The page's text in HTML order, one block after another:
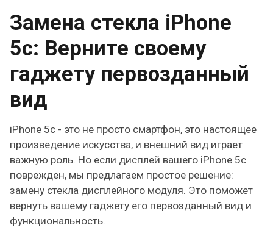
Замена стекла iPhone
5c: Верните своему
гаджету первозданный
вид
iPhone 5c - это не просто смартфон, это настоящее
произведение искусства, и внешний вид играет
важную роль. Но если дисплей вашего iPhone 5c
поврежден, мы предлагаем простое решение:
замену стекла дисплейного модуля. Это поможет
вернуть вашему гаджету его первозданный вид и
функциональность.